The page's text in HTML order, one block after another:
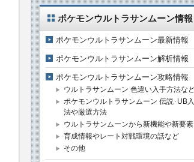
ポケモンウルトラサンムーン情報
ポケモンウルトラサンムーン最新情報
ポケモンウルトラサンムーン解析情報
ポケモンウルトラサンムーン攻略情報
ウルトラサンムーン 色違い入手方法な
ポケモンウルトラサンムーン 伝説･UB
法や厳選方法
ウルトラサンムーンから新機能や新要素
育成情報やレート対戦環境の話など
その他